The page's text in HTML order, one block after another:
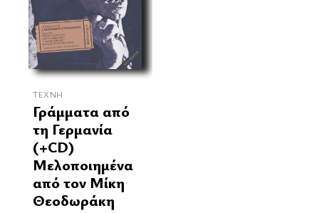
ΤΈΧΝΗ
Γράμματα από
τη Γερμανία
(+CD)
Μελοποιημένα
από τον Μίκη
Θεοδωράκη